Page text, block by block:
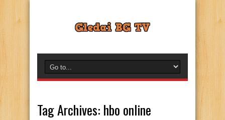
Tag Archives: hbo online